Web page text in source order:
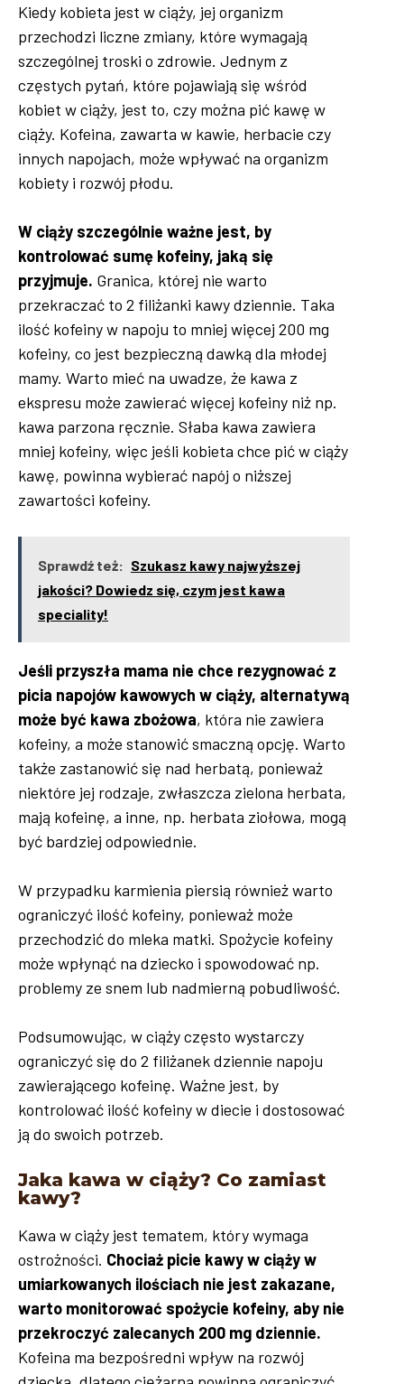
Kiedy kobieta jest w ciąży, jej organizm
przechodzi liczne zmiany, które wymagają
szczególnej troski o zdrowie. Jednym z
częstych pytań, które pojawiają się wśród
kobiet w ciąży, jest to, czy można pić kawę w
ciąży. Kofeina, zawarta w kawie, herbacie czy
innych napojach, może wpływać na organizm
kobiety i rozwój płodu.
W ciąży szczególnie ważne jest, by
kontrolować sumę kofeiny, jaką się
przyjmuje. Granica, której nie warto
przekraczać to 2 filiżanki kawy dziennie. Taka
ilość kofeiny w napoju to mniej więcej 200 mg
kofeiny, co jest bezpieczną dawką dla młodej
mamy. Warto mieć na uwadze, że kawa z
ekspresu może zawierać więcej kofeiny niż np.
kawa parzona ręcznie. Słaba kawa zawiera
mniej kofeiny, więc jeśli kobieta chce pić w ciąży
kawę, powinna wybierać napój o niższej
zawartości kofeiny.
Sprawdź też: Szukasz kawy najwyższej
jakości? Dowiedz się, czym jest kawa
speciality!
Jeśli przyszła mama nie chce rezygnować z
picia napojów kawowych w ciąży, alternatywą
może być kawa zbożowa, która nie zawiera
kofeiny, a może stanowić smaczną opcję. Warto
także zastanowić się nad herbatą, ponieważ
niektóre jej rodzaje, zwłaszcza zielona herbata,
mają kofeinę, a inne, np. herbata ziołowa, mogą
być bardziej odpowiednie.
W przypadku karmienia piersią również warto
ograniczyć ilość kofeiny, ponieważ może
przechodzić do mleka matki. Spożycie kofeiny
może wpłynąć na dziecko i spowodować np.
problemy ze snem lub nadmierną pobudliwość.
Podsumowując, w ciąży często wystarczy
ograniczyć się do 2 filiżanek dziennie napoju
zawierającego kofeinę. Ważne jest, by
kontrolować ilość kofeiny w diecie i dostosować
ją do swoich potrzeb.
Jaka kawa w ciąży? Co zamiast
kawy?
Kawa w ciąży jest tematem, który wymaga
ostrożności. Chociaż picie kawy w ciąży w
umiarkowanych ilościach nie jest zakazane,
warto monitorować spożycie kofeiny, aby nie
przekroczyć zalecanych 200 mg dziennie.
Kofeina ma bezpośredni wpływ na rozwój